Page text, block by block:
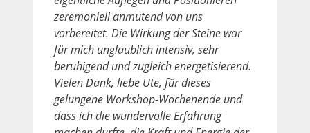
zeremoniell anmutend von uns
vorbereitet. Die Wirkung der Steine war
für mich unglaublich intensiv, sehr
beruhigend und zugleich energetisierend.
Vielen Dank, liebe Ute, für dieses
gelungene Workshop-Wochenende und
dass ich die wundervolle Erfahrung